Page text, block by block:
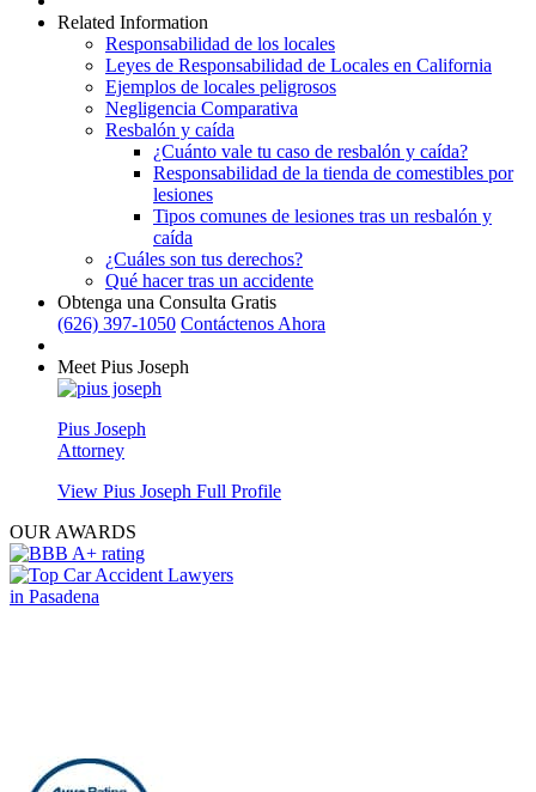
Related Information
Responsabilidad de los locales
Leyes de Responsabilidad de Locales en California
Ejemplos de locales peligrosos
Negligencia Comparativa
Resbalón y caída
¿Cuánto vale tu caso de resbalón y caída?
Responsabilidad de la tienda de comestibles por
lesiones
Tipos comunes de lesiones tras un resbalón y
caída
¿Cuáles son tus derechos?
Qué hacer tras un accidente
Obtenga una Consulta Gratis
(626) 397-1050 Contáctenos Ahora
Meet Pius Joseph
Pius Joseph
Attorney
View Pius Joseph Full Profile
OUR AWARDS